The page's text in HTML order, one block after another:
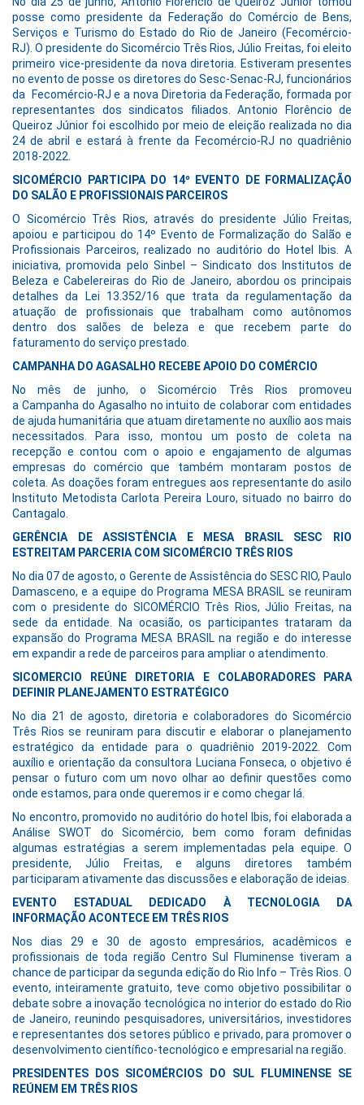
posse como presidente da Federação do Comércio de Bens,
Serviços e Turismo do Estado do Rio de Janeiro (Fecomércio-
RJ). O presidente do Sicomércio Três Rios, Júlio Freitas, foi eleito
primeiro vice-presidente da nova diretoria. Estiveram presentes
no evento de posse os diretores do Sesc-Senac-RJ, funcionários
da Fecomércio-RJ e a nova Diretoria da Federação, formada por
representantes dos sindicatos filiados. Antonio Florêncio de
Queiroz Júnior foi escolhido por meio de eleição realizada no dia
24 de abril e estará à frente da Fecomércio-RJ no quadriênio
2018-2022.
SICOMÉRCIO PARTICIPA DO 14º EVENTO DE FORMALIZAÇÃO
DO SALÃO E PROFISSIONAIS PARCEIROS
O Sicomércio Três Rios, através do presidente Júlio Freitas,
apoiou e participou do 14º Evento de Formalização do Salão e
Profissionais Parceiros, realizado no auditório do Hotel Ibis. A
iniciativa, promovida pelo Sinbel – Sindicato dos Institutos de
Beleza e Cabelereiras do Rio de Janeiro, abordou os principais
detalhes da Lei 13.352/16 que trata da regulamentação da
atuação de profissionais que trabalham como autônomos
dentro dos salões de beleza e que recebem parte do
faturamento do serviço prestado.
CAMPANHA DO AGASALHO RECEBE APOIO DO COMÉRCIO
No mês de junho, o Sicomércio Três Rios promoveu
a Campanha do Agasalho no intuito de colaborar com entidades
de ajuda humanitária que atuam diretamente no auxílio aos mais
necessitados. Para isso, montou um posto de coleta na
recepção e contou com o apoio e engajamento de algumas
empresas do comércio que também montaram postos de
coleta. As doações foram entregues aos representante do asilo
Instituto Metodista Carlota Pereira Louro, situado no bairro do
Cantagalo.
GERÊNCIA DE ASSISTÊNCIA E MESA BRASIL SESC RIO
ESTREITAM PARCERIA COM SICOMÉRCIO TRÊS RIOS
No dia 07 de agosto, o Gerente de Assistência do SESC RIO, Paulo
Damasceno, e a equipe do Programa MESA BRASIL se reuniram
com o presidente do SICOMÉRCIO Três Rios, Júlio Freitas, na
sede da entidade. Na ocasião, os participantes trataram da
expansão do Programa MESA BRASIL na região e do interesse
em expandir a rede de parceiros para ampliar o atendimento.
SICOMERCIO REÚNE DIRETORIA E COLABORADORES PARA
DEFINIR PLANEJAMENTO ESTRATÉGICO
No dia 21 de agosto, diretoria e colaboradores do Sicomércio
Três Rios se reuniram para discutir e elaborar o planejamento
estratégico da entidade para o quadriênio 2019-2022. Com
auxílio e orientação da consultora Luciana Fonseca, o objetivo é
pensar o futuro com um novo olhar ao definir questões como
onde estamos, para onde queremos ir e como chegar lá.
No encontro, promovido no auditório do hotel Ibis, foi elaborada a
Análise SWOT do Sicomércio, bem como foram definidas
algumas estratégias a serem implementadas pela equipe. O
presidente, Júlio Freitas, e alguns diretores também
participaram ativamente das discussões e elaboração de ideias.
EVENTO ESTADUAL DEDICADO À TECNOLOGIA DA
INFORMAÇÃO ACONTECE EM TRÊS RIOS
Nos dias 29 e 30 de agosto empresários, acadêmicos e
profissionais de toda região Centro Sul Fluminense tiveram a
chance de participar da segunda edição do Rio Info – Três Rios. O
evento, inteiramente gratuito, teve como objetivo possibilitar o
debate sobre a inovação tecnológica no interior do estado do Rio
de Janeiro, reunindo pesquisadores, universitários, investidores
e representantes dos setores público e privado, para promover o
desenvolvimento científico-tecnológico e empresarial na região.
PRESIDENTES DOS SICOMÉRCIOS DO SUL FLUMINENSE SE
REÚNEM EM TRÊS RIOS